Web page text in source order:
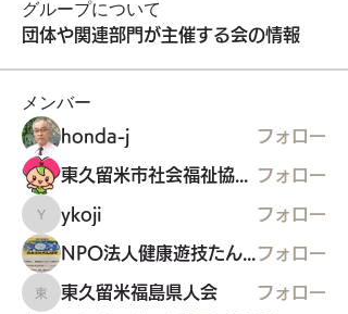
グループについて
団体や関連部門が主催する会の情報
メンバー
honda-j フォロー
フォロー
ykoji
ykoji フォロー
フォロー
東久留米福島県人会
東久留米福島県人会
フォロー